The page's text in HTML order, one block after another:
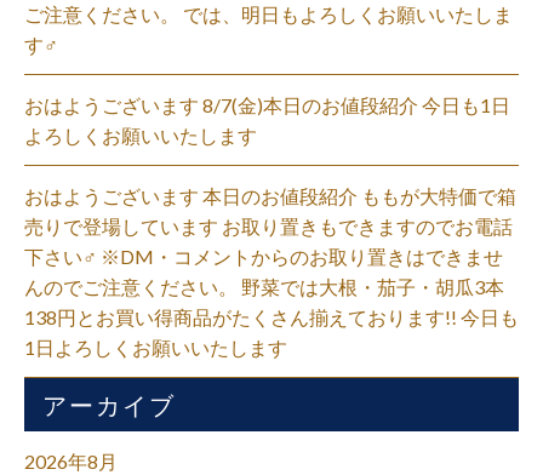
ご注意ください。 では、明日もよろしくお願いいたしま
す‍♂️
おはようございます 8/7(金)本日のお値段紹介 今日も1日
よろしくお願いいたします
おはようございます 本日のお値段紹介 ももが大特価で箱
売りで登場しています お取り置きもできますのでお電話
下さい‍♂️ ※DM・コメントからのお取り置きはできませ
んのでご注意ください。 野菜では大根・茄子・胡瓜3本
138円とお買い得商品がたくさん揃えております!! 今日も
1日よろしくお願いいたします
アーカイブ
2026年8月